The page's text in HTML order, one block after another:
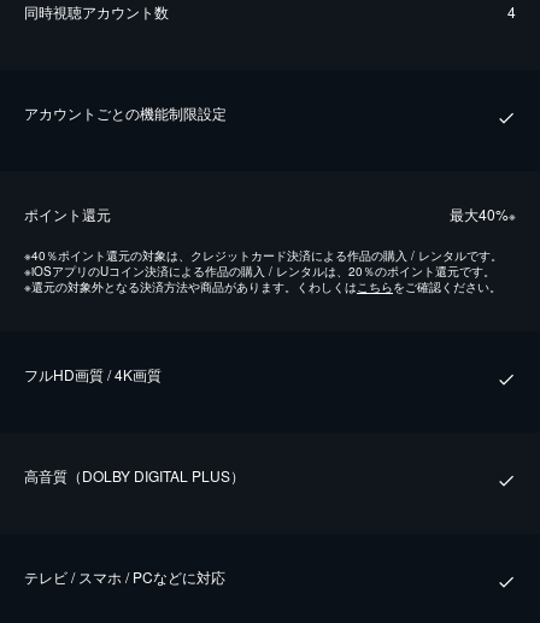
同時視聴アカウント数 4
アカウントごとの機能制限設定
ポイント還元 最⼤40%※
※40％ポイント還元の対象は、クレジットカード決済による作品の購入 / レンタルです。
※iOSアプリのUコイン決済による作品の購入 / レンタルは、20％のポイント還元です。
※還元の対象外となる決済方法や商品があります。くわしくはこちらをご確認ください。
フルHD画質 / 4K画質
⾼⾳質（DOLBY DIGITAL PLUS）
テレビ / スマホ / PCなどに対応